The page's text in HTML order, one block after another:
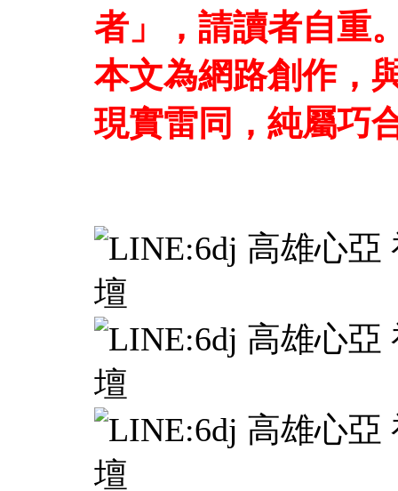
者」，請讀者自重
本文為網路創作，
現實雷同，純屬巧